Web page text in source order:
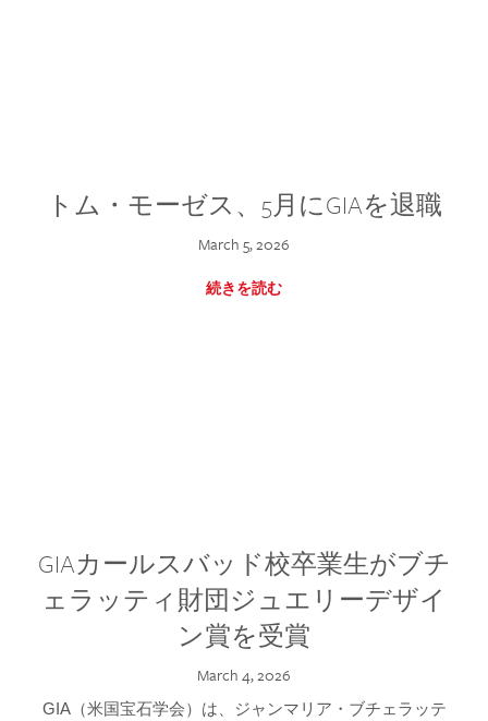
トム・モーゼス、5月にGIAを退職
March 5, 2026
続きを読む
GIAカールスバッド校卒業生がブチ
ェラッティ財団ジュエリーデザイ
ン賞を受賞
March 4, 2026
GIA（米国宝石学会）は、ジャンマリア・ブチェラッテ